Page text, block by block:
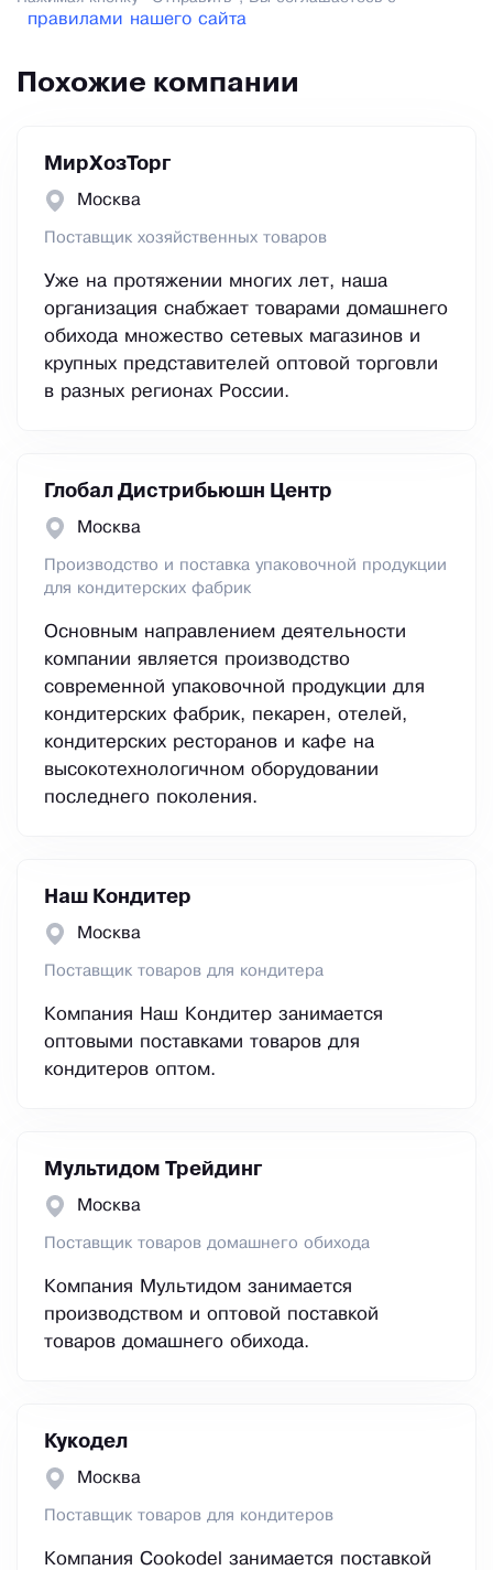
правилами нашего сайта
Похожие компании
МирХозТорг
Москва
Поставщик хозяйственных товаров
Уже на протяжении многих лет, наша
организация снабжает товарами домашнего
обихода множество сетевых магазинов и
крупных представителей оптовой торговли
в разных регионах России.
Глобал Дистрибьюшн Центр
Москва
Производство и поставка упаковочной продукции
для кондитерских фабрик
Основным направлением деятельности
компании является производство
современной упаковочной продукции для
кондитерских фабрик, пекарен, отелей,
кондитерских ресторанов и кафе на
высокотехнологичном оборудовании
последнего поколения.
Наш Кондитер
Москва
Поставщик товаров для кондитера
Компания Наш Кондитер занимается
оптовыми поставками товаров для
кондитеров оптом.
Мультидом Трейдинг
Москва
Поставщик товаров домашнего обихода
Компания Мультидом занимается
производством и оптовой поставкой
товаров домашнего обихода.
Кукодел
Москва
Поставщик товаров для кондитеров
Компания Сookodel занимается поставкой